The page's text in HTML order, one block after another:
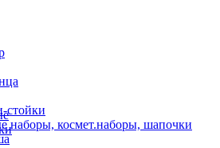
стойки
наборы, космет.наборы, шапочки